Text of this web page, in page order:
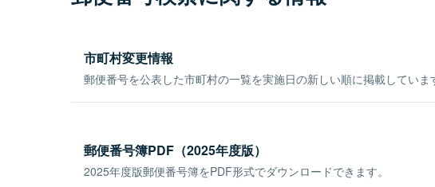
市町村変更情報
郵便番号を公表した市町村の一覧を実施日の新しい順に掲載していま
郵便番号簿PDF（2025年度版）
2025年度版郵便番号簿をPDF形式でダウンロードできます。